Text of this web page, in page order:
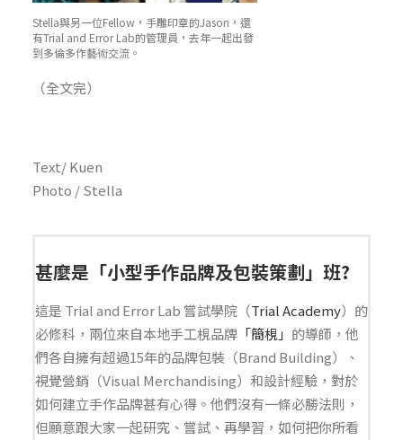
Stella與另一位Fellow，手雕印章的Jason，還
有Trial and Error Lab的管理員，去年一起出發
到多倫多作藝術交流。
（全文完）
Text/ Kuen
Photo / Stella
甚麼是「小型手作品牌及包裝策劃」班?
這是 Trial and Error Lab 嘗試學院（Trial Academy）的
必修科，兩位來自本地手工梘品牌 「簡梘」 的導師，他
們各自擁有超過15年的品牌包裝（Brand Building）、
視覺營銷（Visual Merchandising）和設計經驗，對於
如何建立手作品牌甚有心得。他們沒有一條必勝法則，
但願意跟大家一起研究、嘗試、再學習，如何把你所看